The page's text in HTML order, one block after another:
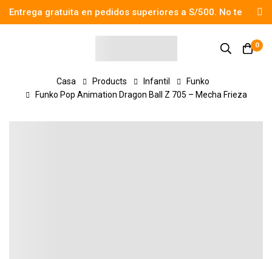
Entrega gratuita en pedidos superiores a S/500. No te
pierdas el descuento.
0
Casa Products Infantil
Funko
Funko Pop Animation Dragon Ball Z 705 – Mecha Frieza